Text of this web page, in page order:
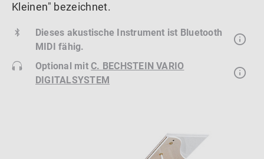
Kleinen" bezeichnet.
Dieses akustische Instrument ist Bluetooth
MIDI fähig.
Optional mitC. BECHSTEIN VARIO
DIGITALSYSTEM